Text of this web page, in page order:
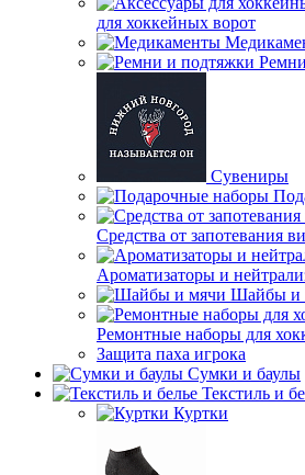
для хоккейных ворот
Сувениры
Средства от запотевания
Ароматизаторы и
Шайбы и
Ремонтные наборы для
Защита паха игрока
Сумки и баулы
Текстиль и
Куртки